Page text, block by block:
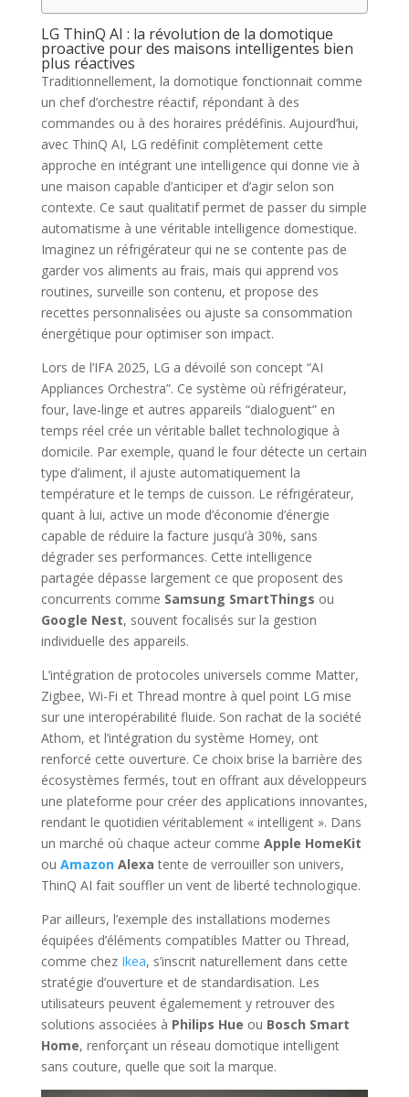
LG ThinQ AI : la révolution de la domotique
proactive pour des maisons intelligentes bien
plus réactives
Traditionnellement, la domotique fonctionnait comme
un chef d’orchestre réactif, répondant à des
commandes ou à des horaires prédéfinis. Aujourd’hui,
avec ThinQ AI, LG redéfinit complètement cette
approche en intégrant une intelligence qui donne vie à
une maison capable d’anticiper et d’agir selon son
contexte. Ce saut qualitatif permet de passer du simple
automatisme à une véritable intelligence domestique.
Imaginez un réfrigérateur qui ne se contente pas de
garder vos aliments au frais, mais qui apprend vos
routines, surveille son contenu, et propose des
recettes personnalisées ou ajuste sa consommation
énergétique pour optimiser son impact.
Lors de l’IFA 2025, LG a dévoilé son concept “AI
Appliances Orchestra”. Ce système où réfrigérateur,
four, lave-linge et autres appareils “dialoguent” en
temps réel crée un véritable ballet technologique à
domicile. Par exemple, quand le four détecte un certain
type d’aliment, il ajuste automatiquement la
température et le temps de cuisson. Le réfrigérateur,
quant à lui, active un mode d’économie d’énergie
capable de réduire la facture jusqu’à 30%, sans
dégrader ses performances. Cette intelligence
partagée dépasse largement ce que proposent des
concurrents comme Samsung SmartThings ou
Google Nest, souvent focalisés sur la gestion
individuelle des appareils.
L’intégration de protocoles universels comme Matter,
Zigbee, Wi-Fi et Thread montre à quel point LG mise
sur une interopérabilité fluide. Son rachat de la société
Athom, et l’intégration du système Homey, ont
renforcé cette ouverture. Ce choix brise la barrière des
écosystèmes fermés, tout en offrant aux développeurs
une plateforme pour créer des applications innovantes,
rendant le quotidien véritablement « intelligent ». Dans
un marché où chaque acteur comme Apple HomeKit
ou AmazonAlexa tente de verrouiller son univers,
ThinQ AI fait souffler un vent de liberté technologique.
Par ailleurs, l’exemple des installations modernes
équipées d’éléments compatibles Matter ou Thread,
comme chez Ikea, s’inscrit naturellement dans cette
stratégie d’ouverture et de standardisation. Les
utilisateurs peuvent égalemement y retrouver des
solutions associées à Philips Hue ou Bosch Smart
Home, renforçant un réseau domotique intelligent
sans couture, quelle que soit la marque.